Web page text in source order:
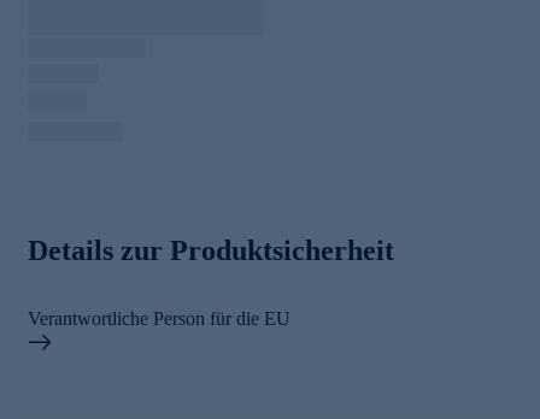
Details zur Produktsicherheit
Verantwortliche Person für die EU